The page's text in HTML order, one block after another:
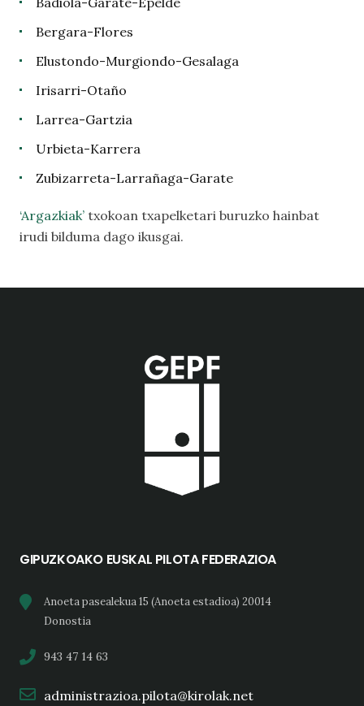
Bergara-Flores
Elustondo-Murgiondo-Gesalaga
Irisarri-Otaño
Larrea-Gartzia
Urbieta-Karrera
Zubizarreta-Larrañaga-Garate
‘Argazkiak’ txokoan txapelketari buruzko hainbat
irudi bilduma dago ikusgai.
GIPUZKOAKO EUSKAL PILOTA FEDERAZIOA
Anoeta pasealekua 15 (Anoeta estadioa) 20014
Donostia
943 47 14 63
administrazioa.pilota@kirolak.net